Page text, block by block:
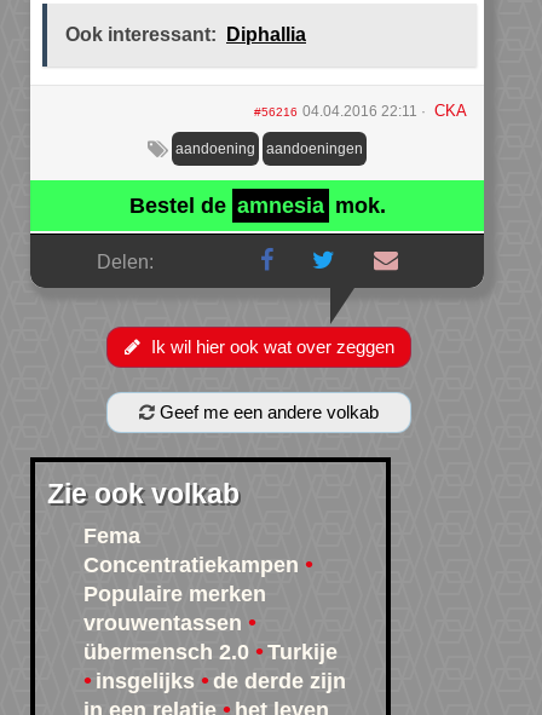
Ook interessant: Diphallia
#56216 04.04.2016 22:11 CKA
aandoening aandoeningen
Bestel de amnesia mok.
Delen:
Ik wil hier ook wat over zeggen
Geef me een andere volkab
Zie ook volkab
Fema
Concentratiekampen
Populaire merken
vrouwentassen
übermensch 2.0
Turkije
insgelijks
de derde zijn